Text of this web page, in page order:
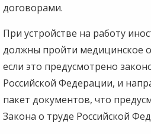
договорами.
При устройстве на работу
должны пройти медицинское
если это предусмотрено
Российской Федерации, и
пакет документов, что
Закона о труде Российской